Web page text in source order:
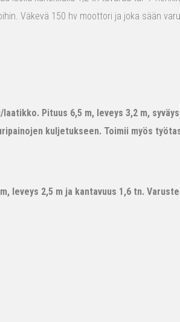
Väkevä 150 hv moottori ja joka sään
Pituus 6,5 m, leveys 3,2 m,
kuljetukseen. Toimii myös
leveys 2,5 m ja kantavuus 1,6 tn.